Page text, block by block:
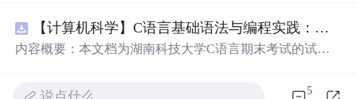
dUDPClient 组件和TNMUDP组件实现数据收发的具体代
码和步骤。
【计算机科学】C语言基础语法与编程实践：湖南科技大学期末考试核心知识点解析
内容概要：本文档为湖南科技大学C语言期末考试的试题
说点什么… 5